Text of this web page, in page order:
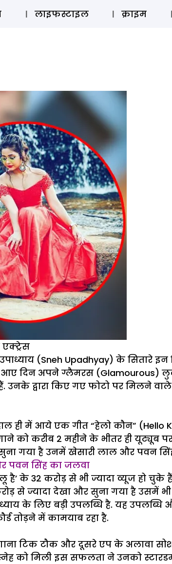
ऑडियो
लाइफस्टाइल क्राइम
(Sneh Upadhyay) के सितारे इन
आए दिन अपने ग्लैमरस
हैं. उनके द्वारा किए गए फोटो पर
ही में आये एक गीत “हेलो कौन” (Hello
को करीब 2 महीने के भीतर ही यूट्यूब
गया है उनमें खेसारी लाल और पवन
पवन सिंह का जलवा
है’ के 32 करोड़ से भी ज्यादा व्यूज हो
से ज्यादा देखा और सुना गया है उसमें
के लिए बड़ी उपलब्धि है. यह उपलब्धि
तोड़ने में कामयाब रहा है.
टिक टौक और दूसरे एप के अलावा सोशल
को मिली इस सफलता ने उनको